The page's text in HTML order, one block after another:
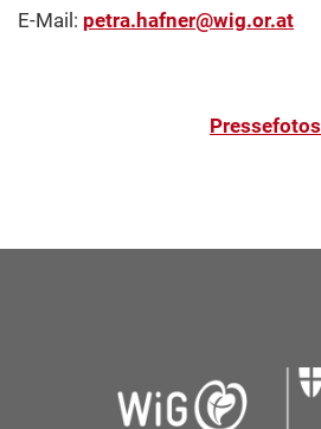
E-Mail: petra.hafner@wig.or.at
Pressefotos